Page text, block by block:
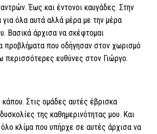
Έως και έντονοι καυγάδες. Στην
όλα αυτά αλλά μέρα με την μέρα
Βασικά άρχισα να σκέφτομαι
προβλήματα που οδήγησαν στον χωρισμό
περισσότερες ευθύνες στον Γιώργο.
Στις ομάδες αυτές έβρισκα
της καθημερινότητας μου. Και
κλίμα που υπήρχε σε αυτές άρχισα να